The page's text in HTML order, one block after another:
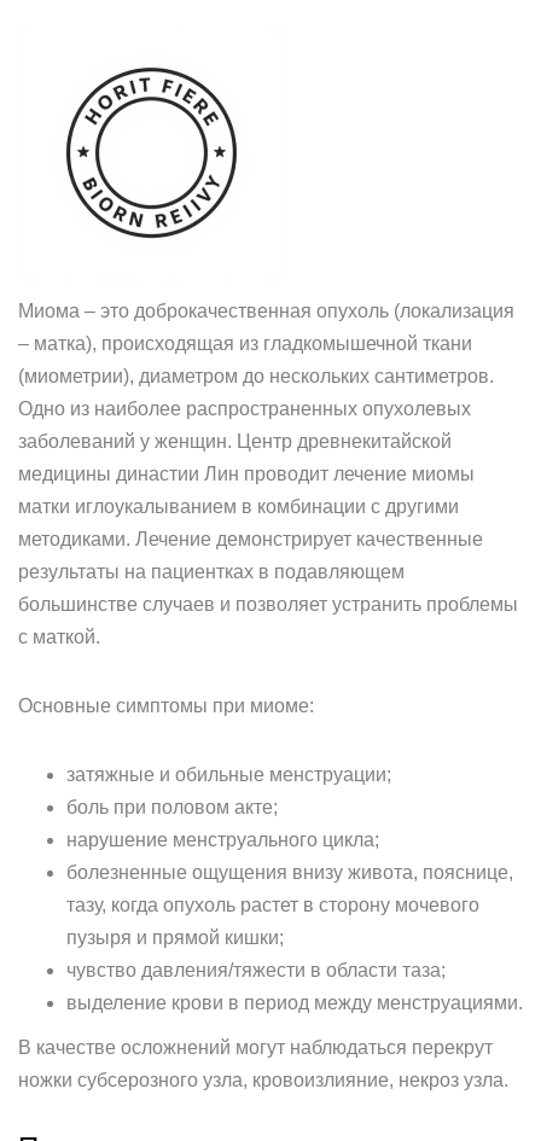
Миома – это доброкачественная опухоль (локализация
– матка), происходящая из гладкомышечной ткани
(миометрии), диаметром до нескольких сантиметров.
Одно из наиболее распространенных опухолевых
заболеваний у женщин. Центр древнекитайской
медицины династии Лин проводит лечение миомы
матки иглоукалыванием в комбинации с другими
методиками. Лечение демонстрирует качественные
результаты на пациентках в подавляющем
большинстве случаев и позволяет устранить проблемы
с маткой.
Основные симптомы при миоме:
затяжные и обильные менструации;
боль при половом акте;
нарушение менструального цикла;
болезненные ощущения внизу живота, пояснице,
тазу, когда опухоль растет в сторону мочевого
пузыря и прямой кишки;
чувство давления/тяжести в области таза;
выделение крови в период между менструациями.
В качестве осложнений могут наблюдаться перекрут
ножки субсерозного узла, кровоизлияние, некроз узла.